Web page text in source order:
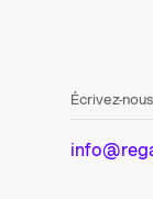
Écrivez-nous